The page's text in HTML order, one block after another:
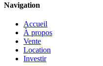
Navigation
Accueil
À propos
Vente
Location
Investir